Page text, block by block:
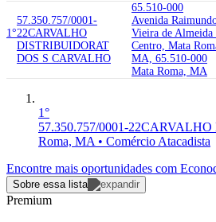
1°
57.350.757/0001-
22CARVALHO
DISTRIBUIDORAT
DOS S CARVALHO
65.510-000
Avenida
Vieira de Almeida
Centro, Mata
MA, 65.510-000
Mata Roma, MA
1°
57.350.757/0001-22CARVALHO
Roma, MA • Comércio Atacadista
Encontre mais oportunidades com
Sobre essa lista
Premium